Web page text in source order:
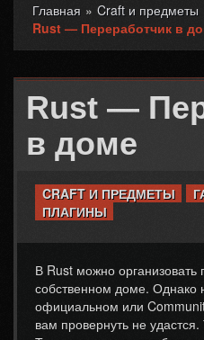
Вы здесь
Главная » Craft и предметы
Rust — Переработчик в
Rust —
в доме
CRAFT И ПРЕДМЕТЫ
ПЛАГИНЫ
В Rust можно организовать
собственном доме. Однако
официальном или
вам провернуть не